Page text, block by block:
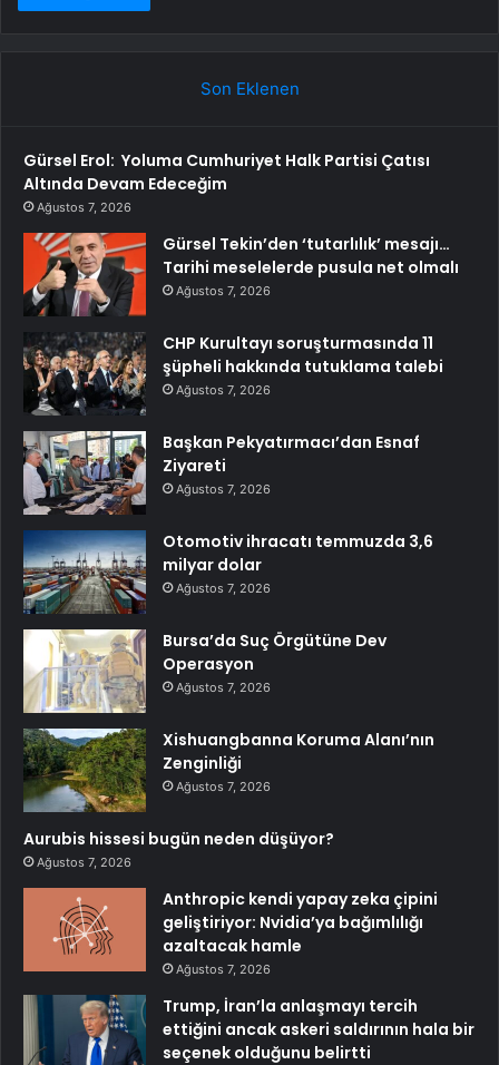
Son Eklenen
Gürsel Erol: Yoluma Cumhuriyet Halk Partisi Çatısı
Altında Devam Edeceğim
Ağustos 7, 2026
Gürsel Tekin’den ‘tutarlılık’ mesajı…
Tarihi meselelerde pusula net olmalı
Ağustos 7, 2026
CHP Kurultayı soruşturmasında 11
şüpheli hakkında tutuklama talebi
Ağustos 7, 2026
Başkan Pekyatırmacı’dan Esnaf
Ziyareti
Ağustos 7, 2026
Otomotiv ihracatı temmuzda 3,6
milyar dolar
Ağustos 7, 2026
Bursa’da Suç Örgütüne Dev
Operasyon
Ağustos 7, 2026
Xishuangbanna Koruma Alanı’nın
Zenginliği
Ağustos 7, 2026
Aurubis hissesi bugün neden düşüyor?
Ağustos 7, 2026
Anthropic kendi yapay zeka çipini
geliştiriyor: Nvidia’ya bağımlılığı
azaltacak hamle
Ağustos 7, 2026
Trump, İran’la anlaşmayı tercih
ettiğini ancak askeri saldırının hala bir
seçenek olduğunu belirtti